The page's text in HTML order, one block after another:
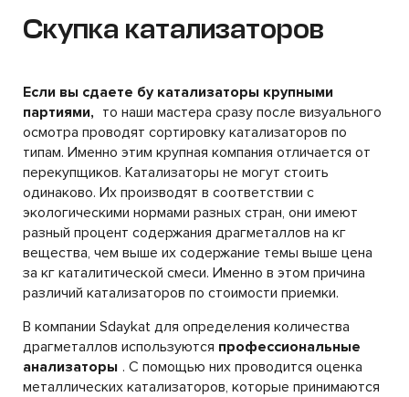
Скупка катализаторов
Если вы сдаете бу катализаторы крупными
партиями, то наши мастера сразу после визуального
осмотра проводят сортировку катализаторов по
типам. Именно этим крупная компания отличается от
перекупщиков. Катализаторы не могут стоить
одинаково. Их производят в соответствии с
экологическими нормами разных стран, они имеют
разный процент содержания драгметаллов на кг
вещества, чем выше их содержание темы выше цена
за кг каталитической смеси. Именно в этом причина
различий катализаторов по стоимости приемки.
В компании Sdaykat для определения количества
драгметаллов используются профессиональные
анализаторы . С помощью них проводится оценка
металлических катализаторов, которые принимаются